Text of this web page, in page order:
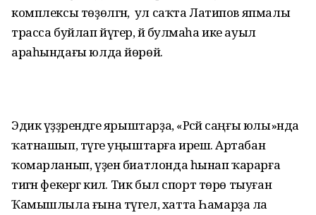
комплексы төҙөлгән, ә ул саҡта Латипов япмалы
трасса буйлап йүгерә, йә булмаһа ике ауыл
араһындағы юлда йөрөй.
Эдик үҙҙәрендәге ярыштарҙа, «Рәсәй саңғы юлы»нда
ҡатнашып, тәүге уңыштарға ирешә. Артабан
ҡомарланып, үҙен биатлонда һынап ҡарарға
тигән фекергә килә. Тик был спорт төрө тыуған
Ҡамышлыла ғына түгел, хатта Һамарҙа ла